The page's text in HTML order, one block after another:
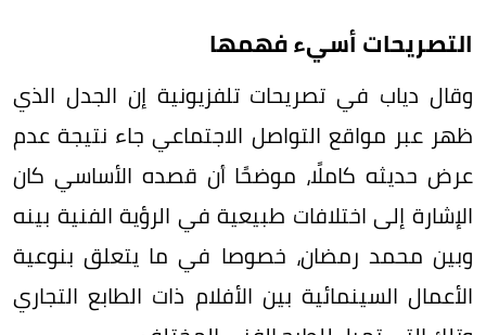
التصريحات أسيء فهمها
وقال دياب في تصريحات تلفزيونية إن الجدل الذي
ظهر عبر مواقع التواصل الاجتماعي جاء نتيجة عدم
عرض حديثه كاملًا، موضحًا أن قصده الأساسي كان
الإشارة إلى اختلافات طبيعية في الرؤية الفنية بينه
وبين محمد رمضان، خصوصا في ما يتعلق بنوعية
الأعمال السينمائية بين الأفلام ذات الطابع التجاري